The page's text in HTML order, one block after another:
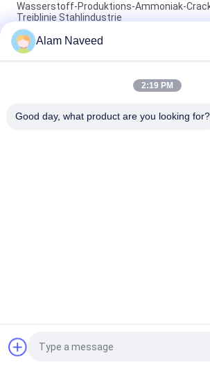
Wasserstoff-Produktions-Ammoniak-
Treiblinie Stahlindustrie
Automatischer Ammoniak-Gas-Generator-
Installation
Beliebte Kategorien
Fordern Sie ein
Alam Naveed
2:19 PM
Good day, what product are you looking for?